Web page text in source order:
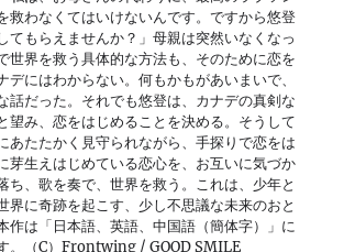
救わなくてはいけないんです。ですから悠登
てもらえませんか？」母親は突然いなくなっ
世界を救う具体的な方法も、そのために恋を
デにはわからない。何もかもがあいまいで、
話だった。それでも悠登は、カナデの真剣な
望み、恋をはじめることを決める。そうして
あたたかく見守られながら、手探りで恋をは
芽生えはじめている恋心を、お互いに気づか
ち、歌を奏で、世界を救う。これは、少年と
界に奇跡を起こす、少し不思議な未来のおと
は「日本語、英語、中国語（簡体字）」に
。（C）Frontwing / GOOD SMILE